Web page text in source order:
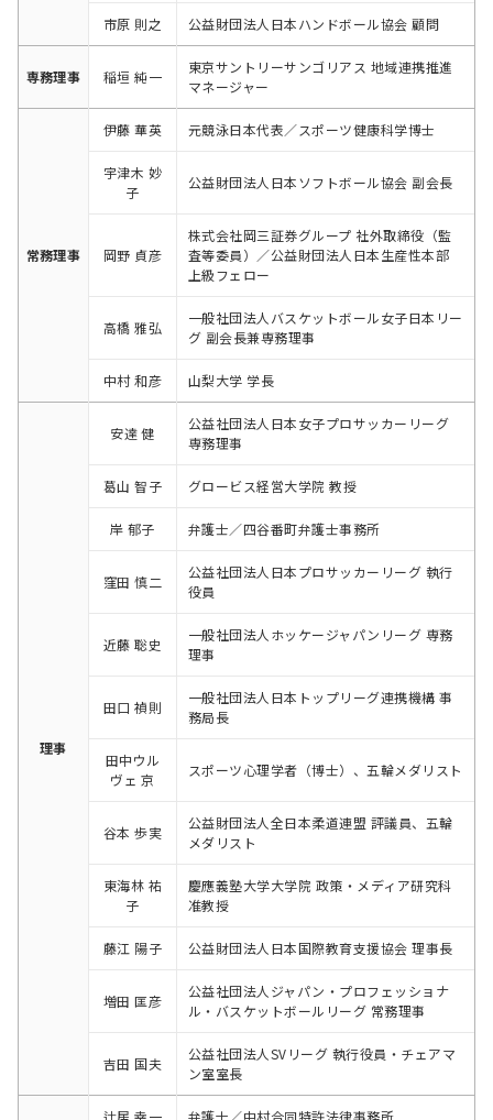
市原 則之 公益財団法人日本ハンドボール協会 顧問
専務理事 稲垣 純一
東京サントリーサンゴリアス 地域連携推進
マネージャー
常務理事
伊藤 華英 元競泳日本代表／スポーツ健康科学博士
宇津木 妙
子
公益財団法人日本ソフトボール協会 副会長
岡野 貞彦
株式会社岡三証券グループ 社外取締役（監
査等委員）／公益財団法人日本生産性本部
上級フェロー
高橋 雅弘
一般社団法人バスケットボール女子日本リー
グ 副会長兼専務理事
中村 和彦 山梨大学 学長
理事
安達 健
公益社団法人日本女子プロサッカーリーグ
専務理事
葛山 智子 グロービス経営大学院 教授
岸 郁子 弁護士／四谷番町弁護士事務所
窪田 慎二
公益社団法人日本プロサッカーリーグ 執行
役員
近藤 聡史
一般社団法人ホッケージャパンリーグ 専務
理事
田口 禎則
一般社団法人日本トップリーグ連携機構 事
務局長
田中ウル
ヴェ 京
スポーツ心理学者（博士）、五輪メダリスト
谷本 歩実
公益財団法人全日本柔道連盟 評議員、五輪
メダリスト
東海林 祐
子
慶應義塾大学大学院 政策・メディア研究科
准教授
藤江 陽子 公益財団法人日本国際教育支援協会 理事長
増田 匡彦
公益社団法人ジャパン・プロフェッショナ
ル・バスケットボールリーグ 常務理事
吉田 国夫
公益社団法人SVリーグ 執行役員・チェアマ
ン室室長
辻居 幸一 弁護士／中村合同特許法律事務所